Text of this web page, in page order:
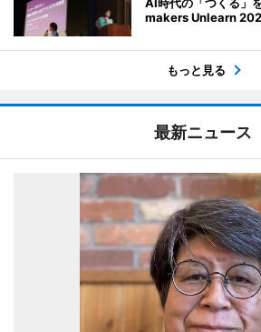
makers Unlearn
もっと見る
最新ニュース